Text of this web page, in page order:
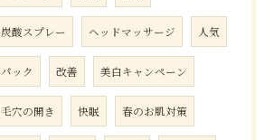
炭酸スプレー ヘッドマッサージ 人気
パック 改善 美白キャンペーン
毛穴の開き 快眠 春のお肌対策